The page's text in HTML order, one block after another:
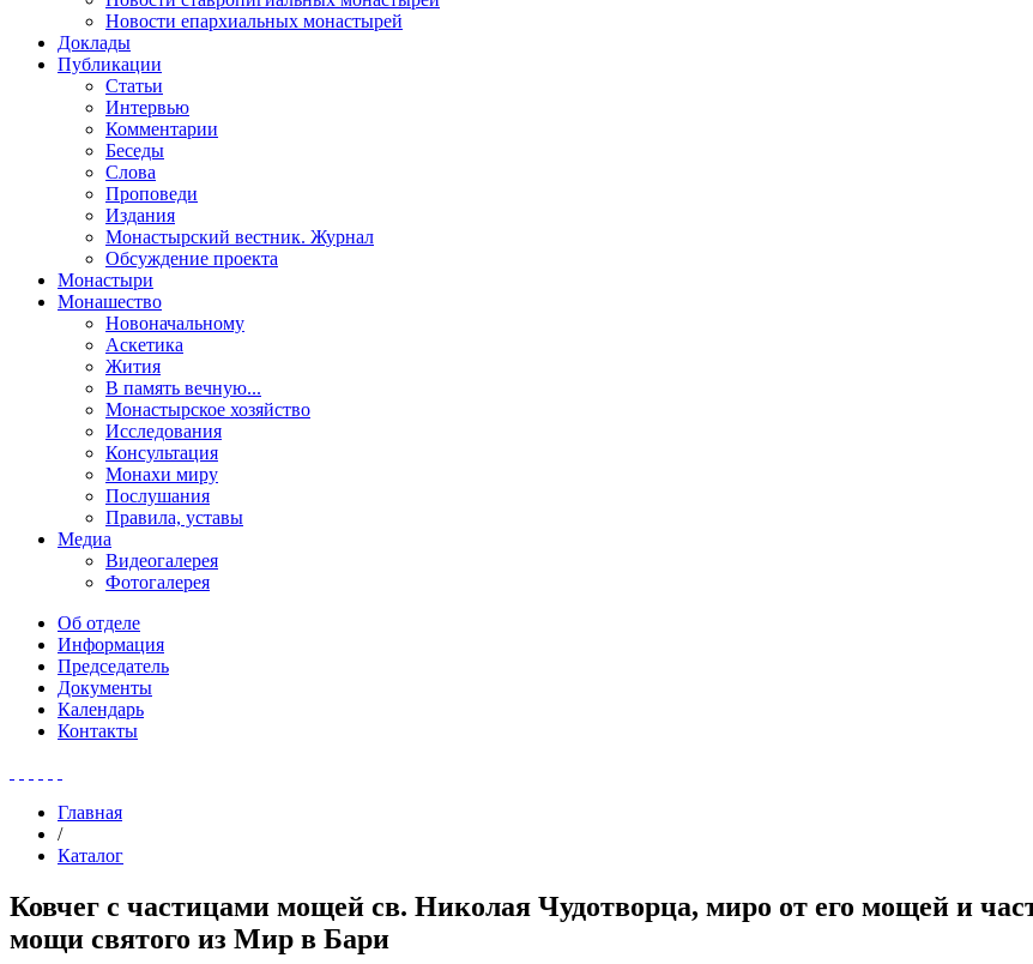
Новости епархиальных монастырей
Доклады
Публикации
Статьи
Интервью
Комментарии
Беседы
Слова
Проповеди
Издания
Монастырский вестник. Журнал
Обсуждение проекта
Монастыри
Монашество
Новоначальному
Аскетика
Жития
В память вечную...
Монастырское хозяйство
Исследования
Консультация
Монахи миру
Послушания
Правила, уставы
Медиа
Видеогалерея
Фотогалерея
Об отделе
Информация
Председатель
Документы
Календарь
Контакты
Главная
/
Каталог
Ковчег с частицами мощей св. Николая Чудотворца, миро от его мощей и
мощи святого из Мир в Бари